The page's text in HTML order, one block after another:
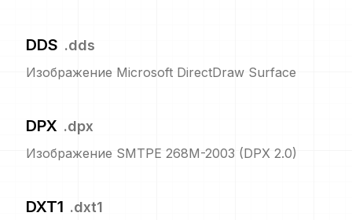
DDS .dds
Изображение Microsoft DirectDraw Surface
DPX .dpx
Изображение SMTPE 268M-2003 (DPX 2.0)
DXT1 .dxt1